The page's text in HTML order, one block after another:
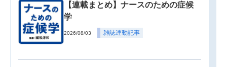
【連載まとめ】ナースのための症候
学
2026/08/03 雑誌連動記事